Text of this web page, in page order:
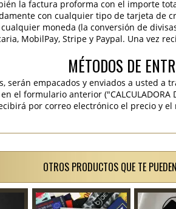
la factura proforma con el importe
con cualquier tipo de tarjeta de
moneda (la conversión de
MobilPay, Stripe y Paypal. Una vez
MÉTODOS DE
serán empacados y enviados a usted a
el formulario anterior ("CALCULADORA
por correo electrónico el precio y
OTROS PRODUCTOS QUE TE